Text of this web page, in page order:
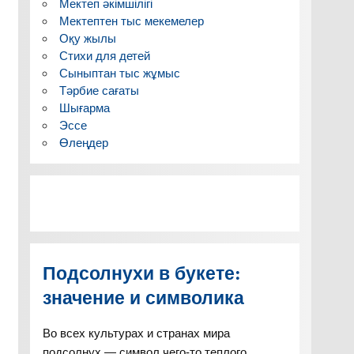
Мектеп әкімшілігі
Мектептен тыс мекемелер
Оқу жылы
Стихи для детей
Сыныптан тыс жұмыс
Тәрбие сағаты
Шығарма
Эссе
Өлеңдер
Подсолнухи в букете:
значение и символика
Во всех культурах и странах мира